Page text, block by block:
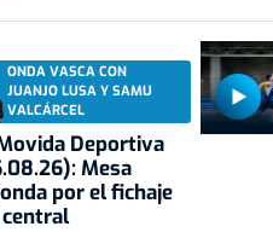
ONDA VASCA CON
JUANJO LUSA Y SAMU
VALCÁRCEL
Deportiva
Mesa
por el fichaje